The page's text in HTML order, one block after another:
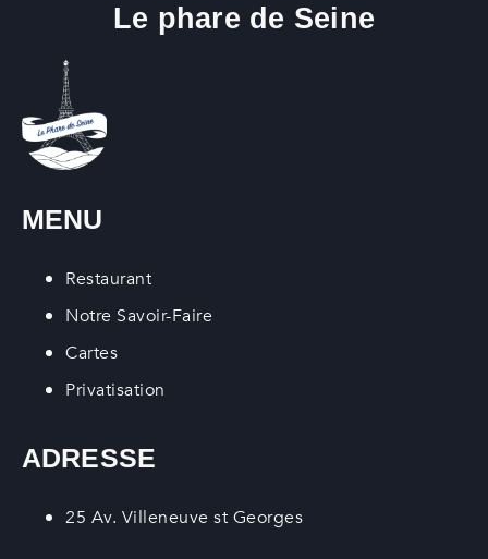
Le phare de Seine
MENU
Restaurant
Notre Savoir-Faire
Cartes
Privatisation
ADRESSE
25 Av. Villeneuve st Georges